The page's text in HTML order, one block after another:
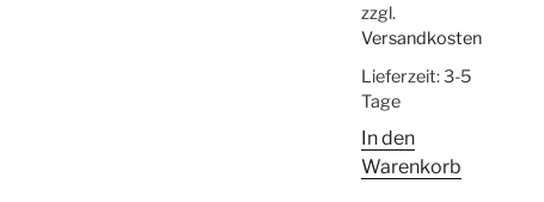
zzgl.
Versandkosten
Lieferzeit:3-5
Tage
In den
Warenkorb